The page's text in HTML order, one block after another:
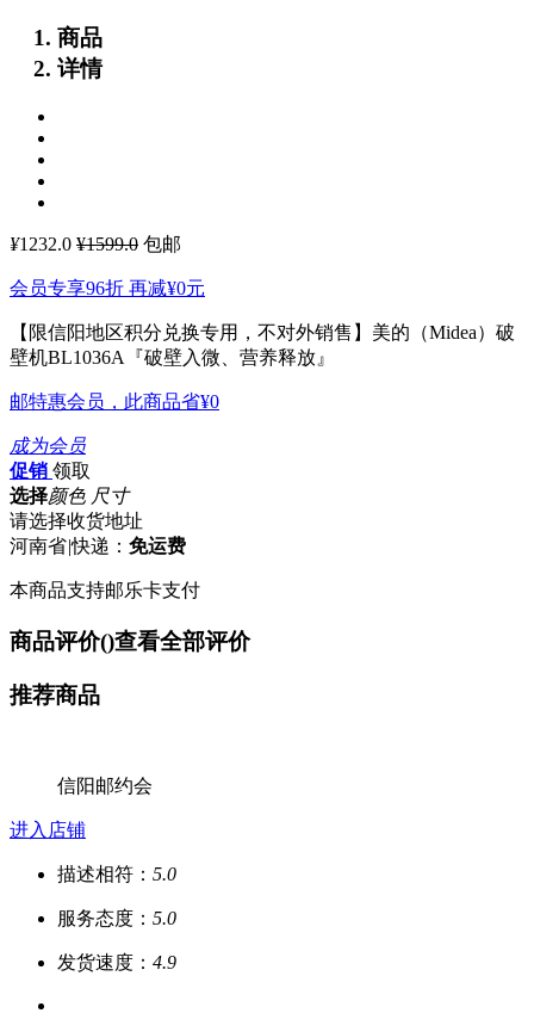
商品
详情
¥1232.0 ¥1599.0 包邮
会员专享96折 再减¥0元
【限信阳地区积分兑换专用，不对外销售】美的（Midea）破
壁机BL1036A『破壁入微、营养释放』
邮特惠会员，此商品省¥0
成为会员
促销 领取
选择颜色 尺寸
请选择收货地址
河南省|快递： 免运费
本商品支持邮乐卡支付
商品评价()查看全部评价
推荐商品
信阳邮约会
进入店铺
描述相符： 5.0
服务态度： 5.0
发货速度： 4.9